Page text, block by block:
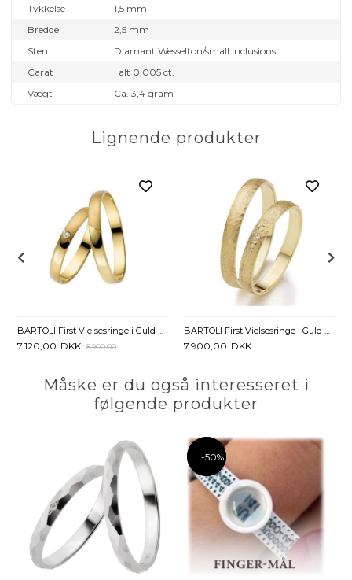
Tykkelse
1,5 mm
Bredde
2,5 mm
Sten
Diamant Wesselton/small inclusions
Carat
I alt 0,005 ct.
Vægt
Ca. 3,4 gram
Lignende produkter
BARTOLI First Vielsesringe i Guld med Diamant 0,01 ct - 3 mm
7.120,00 DKK 8.900,00
BARTOLI First Vielsesringe i Guld med Diamant 0,01 ct. - 3 mm
7.900,00 DKK
Måske er du også interesseret i
følgende produkter
-50%
-50%